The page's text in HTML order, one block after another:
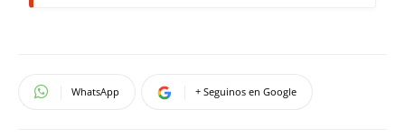
WhatsApp + Seguinos en Google